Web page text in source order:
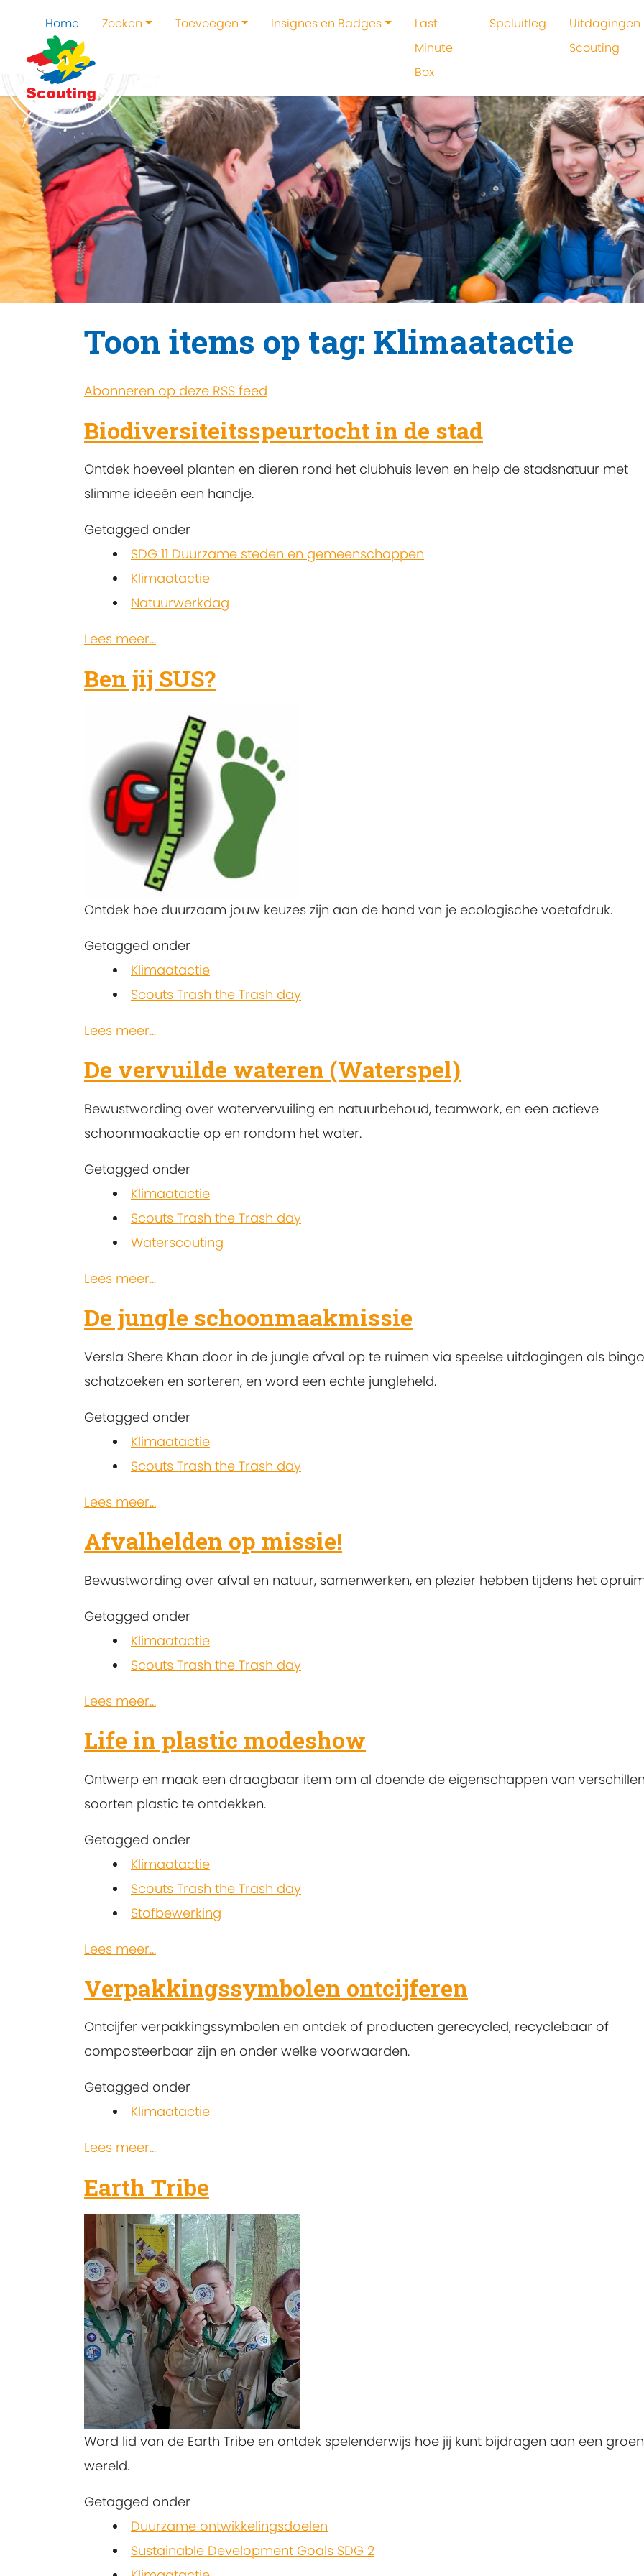
Home Zoeken Toevoegen Insignes en Badges
Last
Minute
Box
Speluitleg
Uitdagingen
Scouting
Toon items op tag: Klimaatactie
Abonneren op deze RSS feed
Biodiversiteitsspeurtocht in de stad
Ontdek hoeveel planten en dieren rond het clubhuis leven en help de stadsnatuur met
slimme ideeën een handje.
Getagged onder
SDG 11 Duurzame steden en gemeenschappen
Klimaatactie
Natuurwerkdag
Lees meer...
Ben jij SUS?
Ontdek hoe duurzaam jouw keuzes zijn aan de hand van je ecologische voetafdruk.
Getagged onder
Klimaatactie
Scouts Trash the Trash day
Lees meer...
De vervuilde wateren (Waterspel)
Bewustwording over watervervuiling en natuurbehoud, teamwork, en een actieve
schoonmaakactie op en rondom het water.
Getagged onder
Klimaatactie
Scouts Trash the Trash day
Waterscouting
Lees meer...
De jungle schoonmaakmissie
Versla Shere Khan door in de jungle afval op te ruimen via speelse uitdagingen als
schatzoeken en sorteren, en word een echte jungleheld.
Getagged onder
Klimaatactie
Scouts Trash the Trash day
Lees meer...
Afvalhelden op missie!
Bewustwording over afval en natuur, samenwerken, en plezier hebben tijdens het
Getagged onder
Klimaatactie
Scouts Trash the Trash day
Lees meer...
Life in plastic modeshow
Ontwerp en maak een draagbaar item om al doende de eigenschappen van
soorten plastic te ontdekken.
Getagged onder
Klimaatactie
Scouts Trash the Trash day
Stofbewerking
Lees meer...
Verpakkingssymbolen ontcijferen
Ontcijfer verpakkingssymbolen en ontdek of producten gerecycled, recyclebaar of
composteerbaar zijn en onder welke voorwaarden.
Getagged onder
Klimaatactie
Lees meer...
Earth Tribe
Word lid van de Earth Tribe en ontdek spelenderwijs hoe jij kunt bijdragen aan een
wereld.
Getagged onder
Duurzame ontwikkelingsdoelen
Sustainable Development Goals SDG 2